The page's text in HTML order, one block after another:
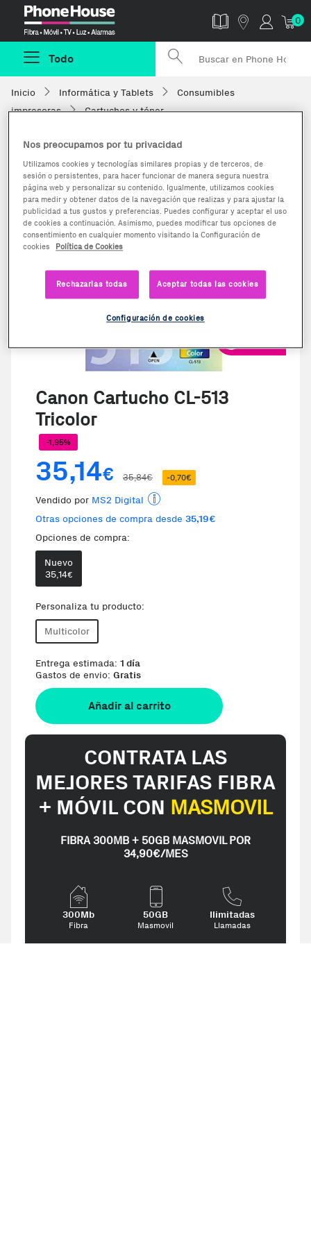
0
Todo
Inicio Informática y Tablets
Consumibles
impresoras
Cartuchos y tóner
Canon Cartucho CL-513
Tricolor
-1,95%
35,14€ 35,84€ -0,70€
Vendido por MS2 Digital
Otras opciones de compra desde 35,19€
Opciones de compra:
Nuevo
35,14€
Personaliza tu producto:
Multicolor
Entrega estimada: 1 día
Gastos de envio: Gratis
Añadir al carrito
CONTRATA LAS
MEJORES TARIFAS FIBRA
+ MÓVIL CON MASMOVIL
FIBRA 300MB + 50GB MASMOVIL POR
34,90€/MES
300Mb
Fibra
50GB
Masmovil
Ilimitadas
Llamadas
Nos preocupamos por tu privacidad
Utilizamos cookies y tecnologías similares propias y de terceros, de
sesión o persistentes, para hacer funcionar de manera segura nuestra
página web y personalizar su contenido. Igualmente, utilizamos cookies
para medir y obtener datos de la navegación que realizas y para ajustar la
publicidad a tus gustos y preferencias. Puedes configurar y aceptar el uso
de cookies a continuación. Asimismo, puedes modificar tus opciones de
consentimiento en cualquier momento visitando la Configuración de
cookies
Política de Cookies
Rechazarlas todas Aceptar todas las cookies
Configuración de cookies